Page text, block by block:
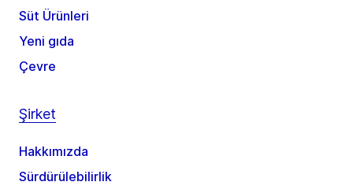
Süt Ürünleri
Yeni gıda
Çevre
Şirket
Hakkımızda
Sürdürülebilirlik